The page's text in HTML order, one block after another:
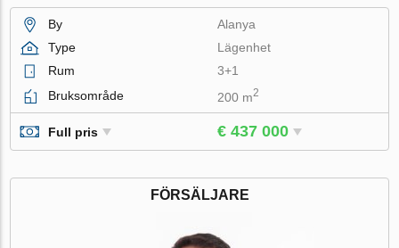
By
Alanya
Type
Lägenhet
Rum
3+1
Bruksområde
200 m2
Full pris € 437 000
FÖRSÄLJARE